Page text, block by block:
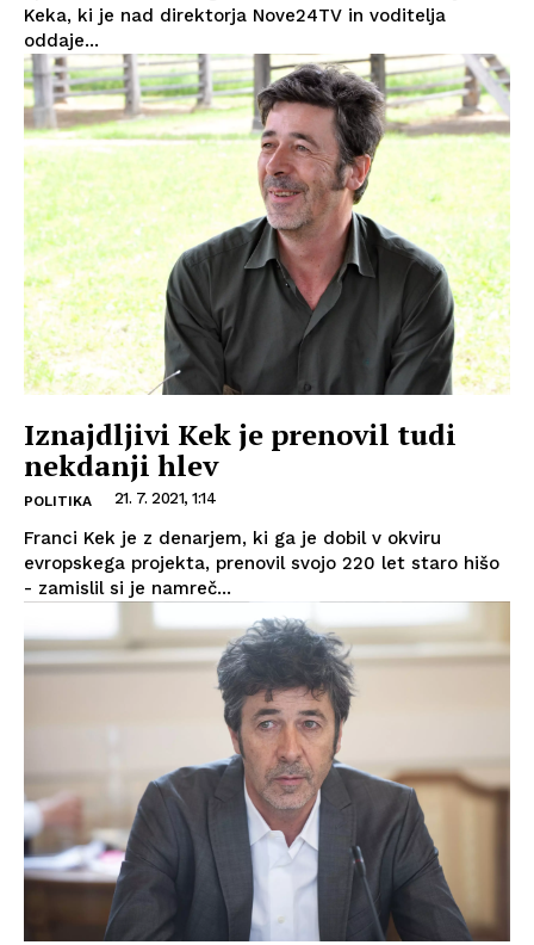
Keka, ki je nad direktorja Nove24TV in voditelja
oddaje...
Iznajdljivi Kek je prenovil tudi
nekdanji hlev
POLITIKA 21. 7. 2021, 1:14
Franci Kek je z denarjem, ki ga je dobil v okviru
evropskega projekta, prenovil svojo 220 let staro hišo
- zamislil si je namreč...